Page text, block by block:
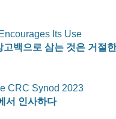
Its Use
백으로 삼는 것은 거절한
CRC Synod 2023
서 인사하다